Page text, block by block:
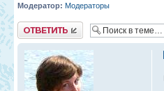
Модератор: Модераторы
Ответить